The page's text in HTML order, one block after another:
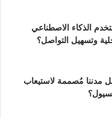
الذكاء الاصطناعي
وتسهيل التواصل؟
هل مدننا مُصممة لاستيعاب